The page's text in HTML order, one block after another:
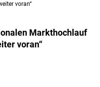
voran“
Markthochlauf
voran“